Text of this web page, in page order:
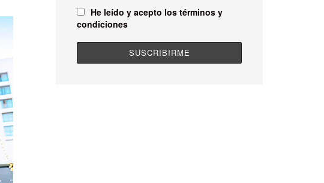
He leído y acepto los términos y
condiciones